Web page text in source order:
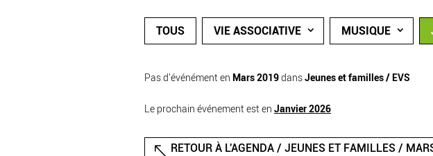
TOUS VIE ASSOCIATIVE MUSIQUE
Pas d'événément en Mars 2019dansJeunes et familles / EVS
Le prochain événement est en Janvier 2026
RETOUR À L'AGENDA / JEUNES ET FAMILLES /